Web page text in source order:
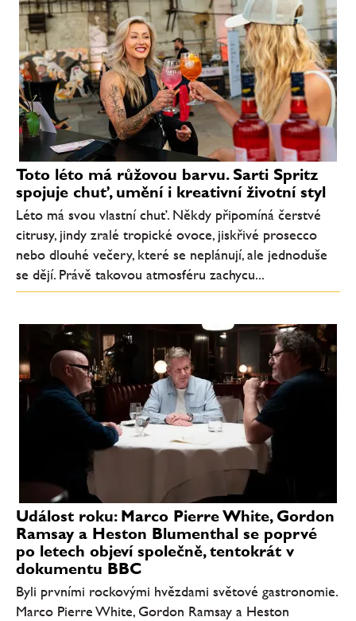
Toto léto má růžovou barvu. Sarti Spritz
spojuje chuť, umění i kreativní životní styl
Léto má svou vlastní chuť. Někdy připomíná čerstvé
citrusy, jindy zralé tropické ovoce, jiskřivé prosecco
nebo dlouhé večery, které se neplánují, ale jednoduše
se dějí. Právě takovou atmosféru zachycu...
Událost roku: Marco Pierre White, Gordon
Ramsay a Heston Blumenthal se poprvé
po letech objeví společně, tentokrát v
dokumentu BBC
Byli prvními rockovými hvězdami světové gastronomie.
Marco Pierre White, Gordon Ramsay a Heston